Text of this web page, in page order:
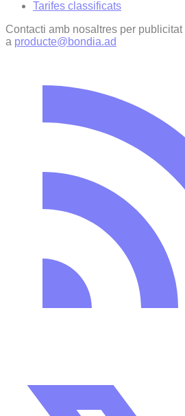
Tarifes classificats
Contacti amb nosaltres per
a producte@bondia.ad